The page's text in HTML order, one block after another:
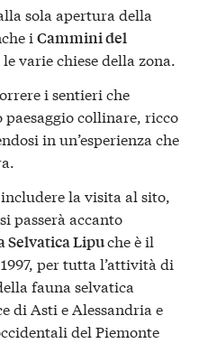
sola apertura della
i Cammini del
varie chiese della zona.
i sentieri che
collinare, ricco
in un’esperienza che
la visita al sito,
passerà accanto
Selvatica Lipuche è il
per tutta l’attività di
fauna selvatica
di Asti e Alessandria e
del Piemonte